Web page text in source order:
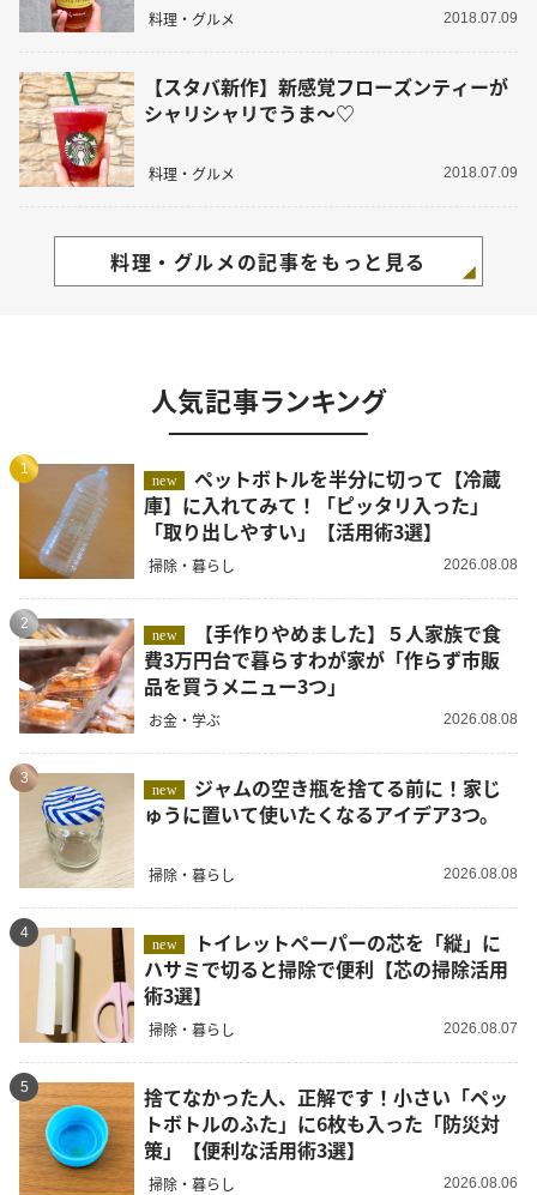
料理・グルメ 2018.07.09
【スタバ新作】新感覚フローズンティーが
シャリシャリでうま〜♡
料理・グルメ 2018.07.09
料理・グルメの記事をもっと見る
人気記事ランキング
1
new
ペットボトルを半分に切って【冷蔵
庫】に入れてみて！「ピッタリ入った」
「取り出しやすい」【活用術3選】
掃除・暮らし 2026.08.08
2
new
費3万円台で暮らすわが家が「作らず市販
品を買うメニュー3つ」
お金・学ぶ 2026.08.08
3
new
ゅうに置いて使いたくなるアイデア3つ。
掃除・暮らし 2026.08.08
4
new
ハサミで切ると掃除で便利【芯の掃除活用
術3選】
掃除・暮らし 2026.08.07
5
捨てなかった人、正解です！小さい「ペッ
トボトルのふた」に6枚も入った「防災対
策」【便利な活用術3選】
掃除・暮らし 2026.08.06